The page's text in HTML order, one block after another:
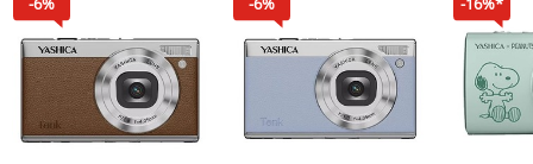
Case material: Stainless Steel
Water resistant: 50 Meters/5 ATM/5 BAR
Case back: Screw Down Case Back
Strap material: Stainless Steel
Clasp: Deployment clasp
Calendar: Day and Date